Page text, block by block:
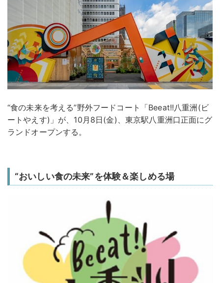
“食の未来を考える”野外フードコート「Beeat!!八重洲(ビ
ートやえす)」が、10月8日(金)、東京駅八重洲口正面にグ
ランドオープンする。
“おいしい食の未来”を体験＆楽しめる場